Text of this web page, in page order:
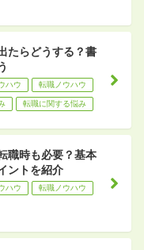
たらどうする？書
ハウ 転職ノウハウ
転職に関する悩み
職時も必要？基本
ントを紹介
ハウ 転職ノウハウ